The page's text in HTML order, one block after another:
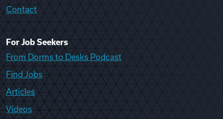
Contact
For Job Seekers
From Dorms to Desks Podcast
Find Jobs
Articles
Videos